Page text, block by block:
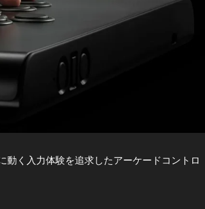
く入力体験を追求したアーケードコントロ